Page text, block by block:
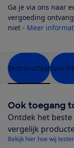
Ga je via ons naar
vergoeding
niet - Meer
Testresultaat
Ook toegang
Ontdek het
vergelijk
Bekijk hier hoe wij